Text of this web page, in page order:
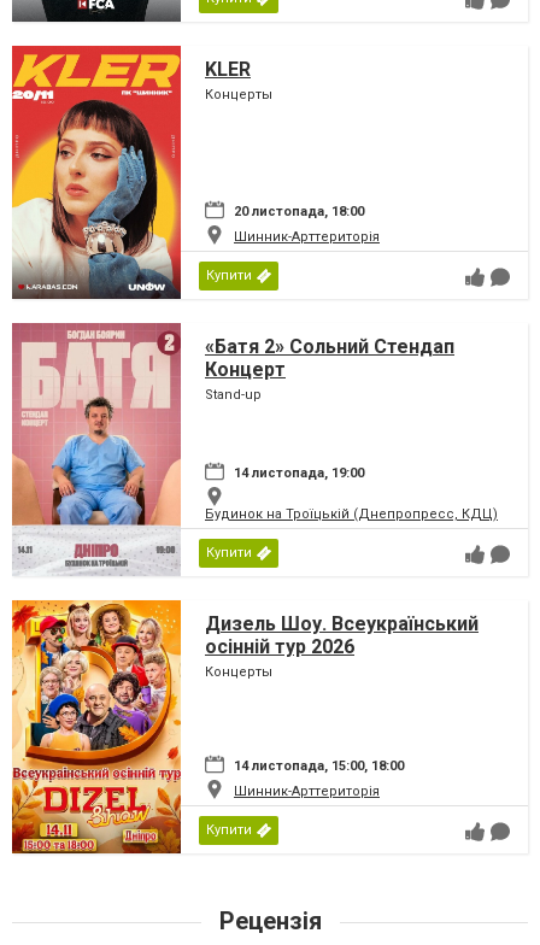
KLER
Концерты
20 листопада, 18:00
Шинник-Арттериторія
Купити
«Батя 2» Сольний Стендап
Концерт
Stand-up
14 листопада, 19:00
Будинок на Троїцькій (Днепропресс, КДЦ)
Купити
Дизель Шоу. Всеукраїнський
осінній тур 2026
Концерты
14 листопада, 15:00, 18:00
Шинник-Арттериторія
Купити
Рецензія